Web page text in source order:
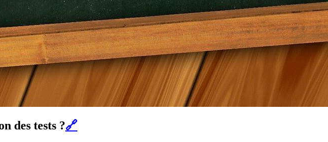
des tests ?🔗